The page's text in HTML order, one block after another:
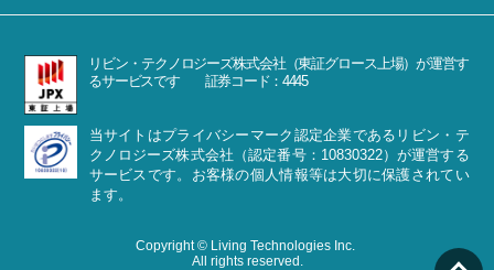
リビン・テクノロジーズ株式会社（東証グロース上場）が運営す
るサービスです 証券コード：4445
当サイトはプライバシーマーク認定企業であるリビン・テ
クノロジーズ株式会社（認定番号：10830322）が運営する
サービスです。お客様の個人情報等は大切に保護されてい
ます。
Copyright © Living Technologies Inc.
All rights reserved.